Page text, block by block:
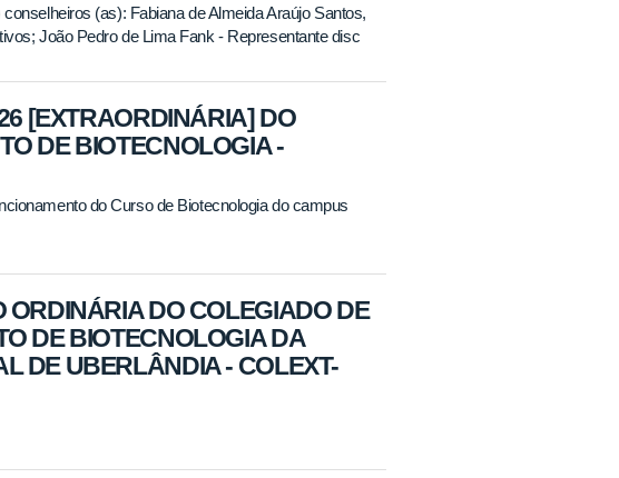
(as): Fabiana de Almeida Araújo Santos,
João Pedro de Lima Fank - Representante disc
[EXTRAORDINÁRIA] DO
DE BIOTECNOLOGIA -
do Curso de Biotecnologia do campus
ORDINÁRIA DO COLEGIADO DE
DE BIOTECNOLOGIA DA
DE UBERLÂNDIA - COLEXT-